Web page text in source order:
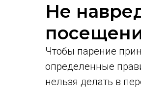
Не
Чтобы парение
определенные
нельзя делать в